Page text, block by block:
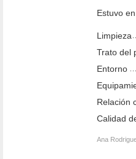
Estuvo en
Limpieza
Trato del
Entorno
Relación
Calidad
Ana